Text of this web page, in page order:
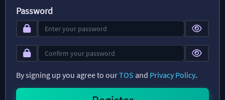
Password
By signing up you agree to ourTOS and Privacy Policy.